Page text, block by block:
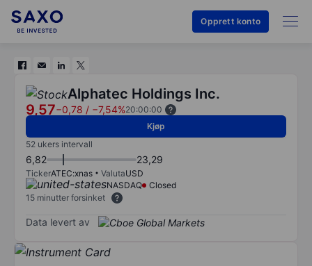
Opprett konto
Alphatec Holdings Inc.
9,57−0,78 / −7,54%20:00:00
Kjøp
52 ukers intervall
6,82 23,29
TickerATEC:xnas ValutaUSD
NASDAQ
Closed
15 minutter forsinket
Data levert av